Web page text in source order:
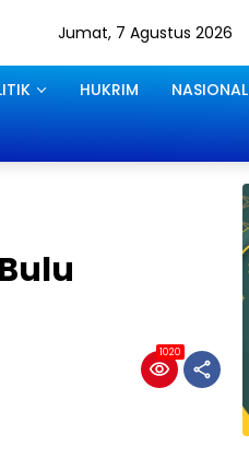
Jumat, 7 Agustus 2026
HUKRIM NASIONAL
1020